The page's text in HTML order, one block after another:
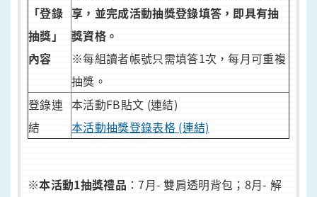
「登錄
抽獎」
內容
享，並完成活動抽獎登錄填答，即具有抽
獎資格。
※每組讀者帳號只需填答1次，每月可重複
抽獎。
登錄連
結
本活動FB貼文 (連結)
本活動抽獎登錄表格 (連結)
※本活動1抽獎禮品 ：7月- 雙肩透明背包；8月- 解